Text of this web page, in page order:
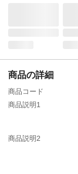
商品の詳細
商品コード
商品説明1
商品説明2